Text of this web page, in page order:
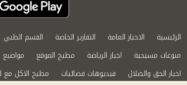
الرئيسية الاخبار العامة التقارير الخاصة القسم الطبي
منوعات مسيحية
اخبار الرياضة مطبخ الموقع مواضيع
اخبار الحق والضلال
فيديوهات فضائيات مطبخ الاكل